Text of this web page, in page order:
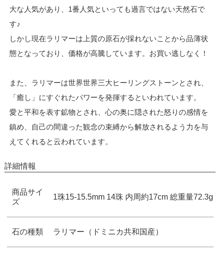
大な人気があり、1番人気といっても過言ではない天然石で
す♪
しかし現在ラリマーは上質の原石が採れないことから品薄状
態となっており、価格が高騰しています。お買い逃しなく！
また、ラリマーは世界世界三大ヒーリングストーンとされ、
「癒し」にすぐれたパワーを発揮するといわれています。
愛と平和を表す鉱物とされ、心の奥に隠された怒りの感情を
鎮め、自己の間違った観念の束縛から解放されるよう力を与
えてくれると云われています。
詳細情報
商品サイ
ズ
1珠15-15.5mm 14珠 内周約17cm 総重量72.3g
石の種類 ラリマー（ドミニカ共和国産）